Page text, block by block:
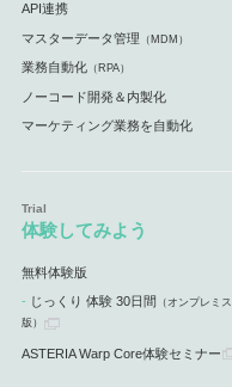
API連携
マスターデータ管理 （MDM）
業務自動化（RPA）
ノーコード開発＆内製化
マーケティング業務を自動化
体験してみよう
無料体験版
じっくり 体験 30日間 （オンプレミス
版）
ASTERIA Warp Core体験セミナー